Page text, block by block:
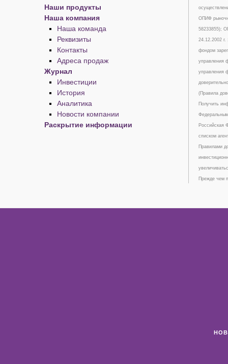
Наши продукты
Наша компания
Наша команда
Реквизиты
Контакты
Адреса продаж
Журнал
Инвестиции
История
Аналитика
Новости компании
Раскрытие информации
ОПИФ
58233855);
24.12.2002
фондом
управления
управления
(Правила
Получить
Российская
списком
Правилами
Прежде чем